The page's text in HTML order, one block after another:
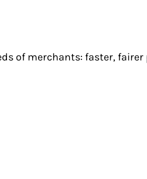
of merchants: faster,